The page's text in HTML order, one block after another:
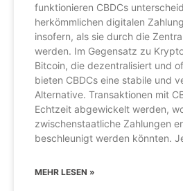
funktionieren CBDCs
herkömmlichen digitalen
insofern, als sie durch die
werden. Im Gegensatz zu
Bitcoin, die dezentralisiert und
bieten CBDCs eine stabile und
Alternative. Transaktionen mit
Echtzeit abgewickelt werden,
zwischenstaatliche Zahlungen
beschleunigt werden könnten.
MEHR LESEN »